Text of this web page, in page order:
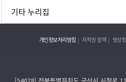
기타 누리집
개인정보처리방침 저작권 정책 영상